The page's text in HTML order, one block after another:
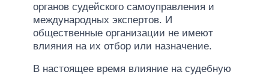
органов судейского самоуправления и
международных экспертов. И
общественные организации не имеют
влияния на их отбор или назначение.
В настоящее время влияние на судебную